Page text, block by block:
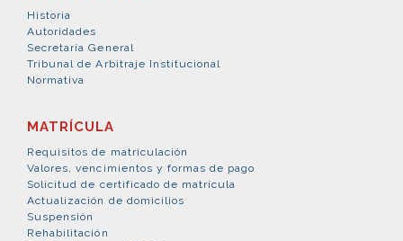
Historia
Autoridades
Secretaría General
Tribunal de Arbitraje Institucional
Normativa
MATRÍCULA
Requisitos de matriculación
Valores, vencimientos y formas de pago
Solicitud de certificado de matrícula
Actualización de domicilios
Suspensión
Rehabilitación